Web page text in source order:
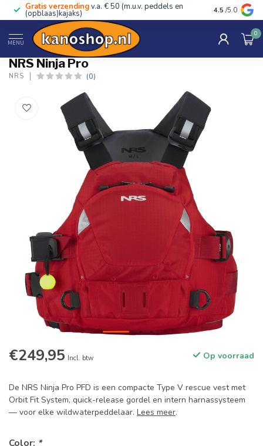
Gratis verzendingv.a. € 50 (m.u.v. peddels en
(opblaas)kajaks) Advies van
4.5 /5.0
MENU
0
Home / Ninja Pro
NRS Ninja Pro
NRS (0)
€249,95 Incl. btw Op voorraad
De NRS Ninja Pro PFD is een compacte Type V rescue vest met
Orbit Fit System, quick-release gordel en intern harnassysteem
— voor elke wildwaterpeddelaar. Lees meer.
Color: *